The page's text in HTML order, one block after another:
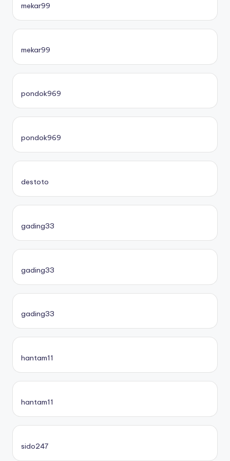
mekar99
mekar99
pondok969
pondok969
destoto
gading33
gading33
gading33
hantam11
hantam11
sido247